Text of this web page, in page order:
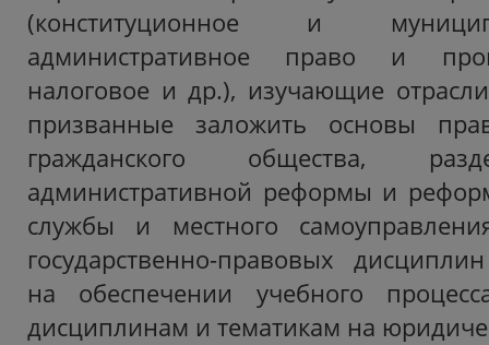
(конституционное и
административное право и
налоговое и др.), изучающие
призванные заложить основы
гражданского общества,
административной реформы и
службы и местного
государственно-правовых
на обеспечении учебного
дисциплинам и тематикам на